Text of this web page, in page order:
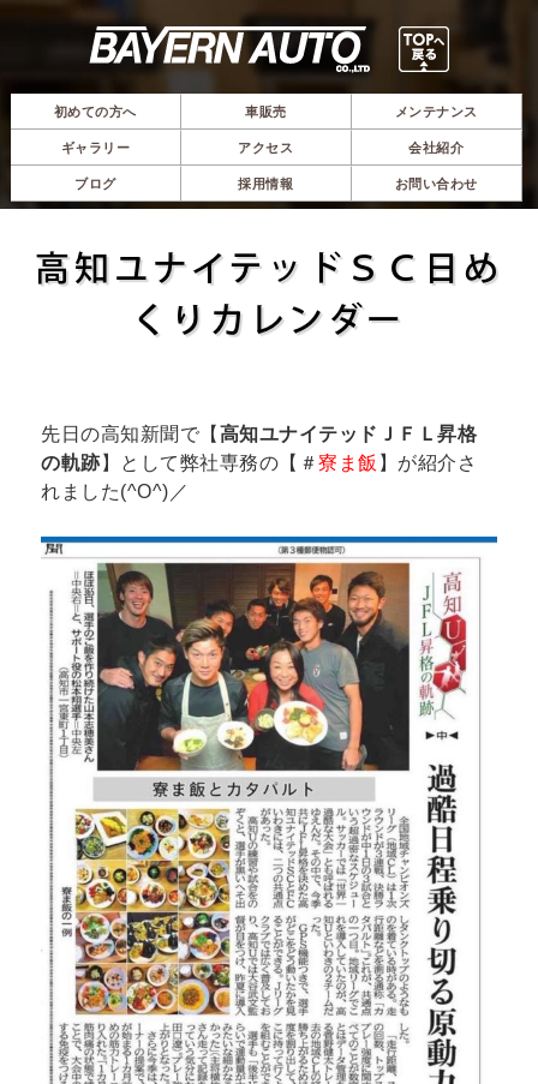
初めての方へ 車販売 メンテナンス
ギャラリー アクセス 会社紹介
ブログ 採用情報 お問い合わせ
高知ユナイテッドＳＣ日め
くりカレンダー
先日の高知新聞で【 高知ユナイテッドＪＦＬ昇格
の軌跡 】として弊社専務の【＃寮ま飯 】が紹介さ
れました(^O^)／